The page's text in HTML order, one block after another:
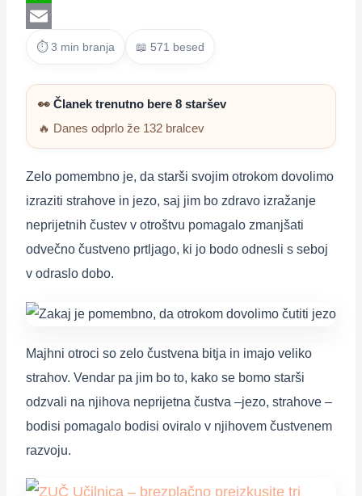
WhatsApp
Email
⏱ 3 min branja 📖 571 besed
👀 Članek trenutno bere 8 staršev
🔥 Danes odprlo že 132 bralcev
Zelo pomembno je, da starši svojim otrokom dovolimo
izraziti strahove in jezo, saj jim bo zdravo izražanje
neprijetnih čustev v otroštvu pomagalo zmanjšati
odvečno čustveno prtljago, ki jo bodo odnesli s seboj
v odraslo dobo.
Majhni otroci so zelo čustvena bitja in imajo veliko
strahov. Vendar pa jim bo to, kako se bomo starši
odzvali na njihova neprijetna čustva –jezo, strahove –
bodisi pomagalo bodisi oviralo v njihovem čustvenem
razvoju.